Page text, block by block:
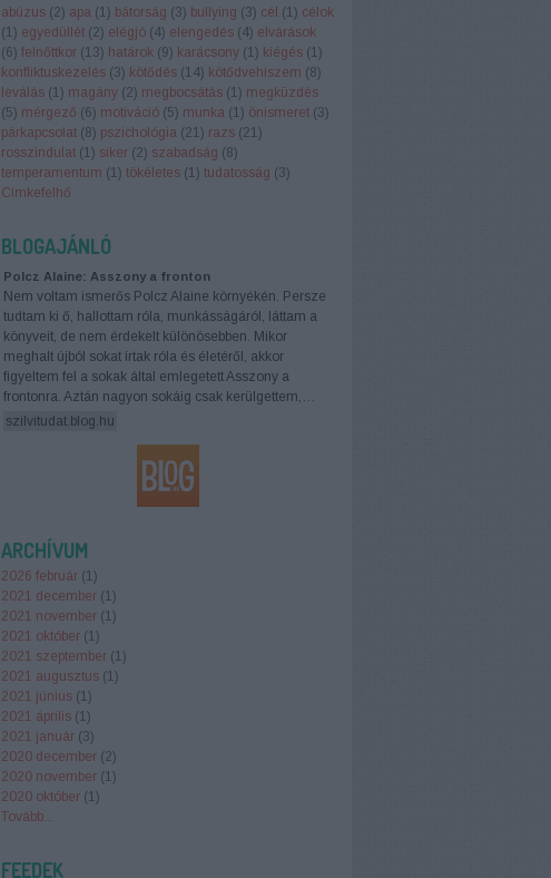
abúzus (2) apa (1) bátorság (3) bullying (3) cél (1) célok
(1) egyedüllét (2) elégjó (4) elengedés (4) elvárások
(6) felnőttkor (13) határok (9) karácsony (1) kiégés (1)
konfliktuskezelés (3) kötődés (14) kötődvehiszem (8)
leválás (1) magány (2) megbocsátás (1) megküzdés
(5) mérgező (6) motiváció (5) munka (1) önismeret (3)
párkapcsolat (8) pszichológia (21) razs (21)
rosszindulat (1) siker (2) szabadság (8)
temperamentum (1) tökéletes (1) tudatosság (3)
Címkefelhő
BLOGAJÁNLÓ
Polcz Alaine: Asszony a fronton
Nem voltam ismerős Polcz Alaine környékén. Persze
tudtam ki ő, hallottam róla, munkásságáról, láttam a
könyveit, de nem érdekelt különösebben. Mikor
meghalt újból sokat írtak róla és életéről, akkor
figyeltem fel a sokak által emlegetett Asszony a
frontonra. Aztán nagyon sokáig csak kerülgettem,…
szilvitudat.blog.hu
ARCHÍVUM
2026 február (1)
2021 december (1)
2021 november (1)
2021 október (1)
2021 szeptember (1)
2021 augusztus (1)
2021 június (1)
2021 április (1)
2021 január (3)
2020 december (2)
2020 november (1)
2020 október (1)
Tovább...
FEEDEK